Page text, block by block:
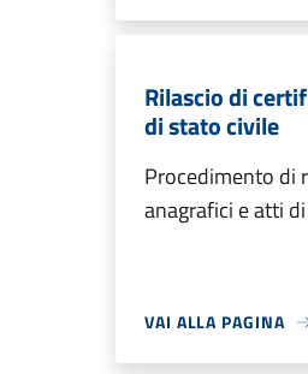
Rilascio di
di stato civile
Procedimento di
anagrafici e atti
VAI ALLA PAGINA